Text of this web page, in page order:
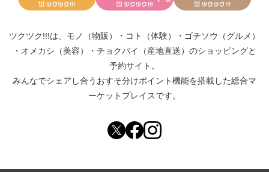
ツクツク!!!は、 モノ（物販） ・ コト（体験） ・ ゴチソウ（グルメ）
・ オメカシ（美容） ・ チョクバイ（産地直送） のショッピングと
予約サイト。
みんなでシェアし合う おすそ分けポイント機能を搭載した総合マ
ーケットプレイスです。